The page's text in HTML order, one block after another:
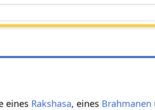
eines Rakshasa, eines Brahmanen